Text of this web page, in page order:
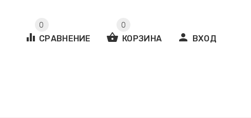
person ВХОД
shopping_basket КОРЗИНА
0
equalizer СРАВНЕНИЕ
0